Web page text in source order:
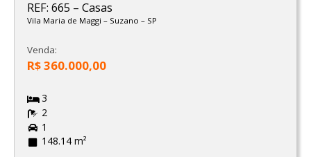
REF: 665 – Casas
Vila Maria de Maggi – Suzano – SP
Venda:
R$ 360.000,00
3
2
1
148.14 m²